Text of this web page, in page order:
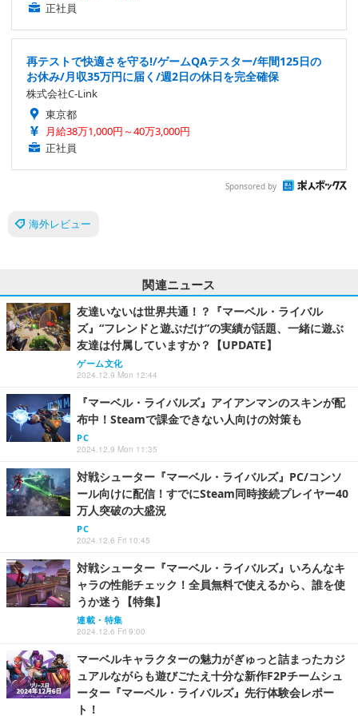
正社員
再テストで快適さを守る!/ゲームQAテスター/年間125日の
お休み/月収35万円に届く/週2日の休日を完全確保
株式会社C-Link
東京都
月給38万1,000円～40万3,000円
正社員
Sponsored by
海外レビュー
関連ニュース
友達いないは世界共通！？『マーベル・ライバル
ズ』“フレンドと遊ぶだけ”の実績が話題、一緒に遊ぶ
友達は付属していますか？【UPDATE】
ゲーム文化
2024.12.9 Mon 12:44
『マーベル・ライバルズ』アイアンマンのスキンが配
布中！Steamで課金できない人向けの対策も
PC
2024.12.9 Mon 11:35
対戦シューター『マーベル・ライバルズ』PC/コンソ
ール向けに配信！すでにSteam同時接続プレイヤー40
万人突破の大盛況
PC
2024.12.6 Fri 10:45
対戦シューター『マーベル・ライバルズ』いろんなキ
ャラの性能チェック！全員無料で使えるから、誰を使
うか迷う【特集】
連載・特集
2024.12.6 Fri 9:00
マーベルキャラクターの魅力がぎゅっと詰まったカジ
ュアルながらも遊びごたえ十分な新作F2Pチームシュ
ーター『マーベル・ライバルズ』先行体験会レポー
ト！